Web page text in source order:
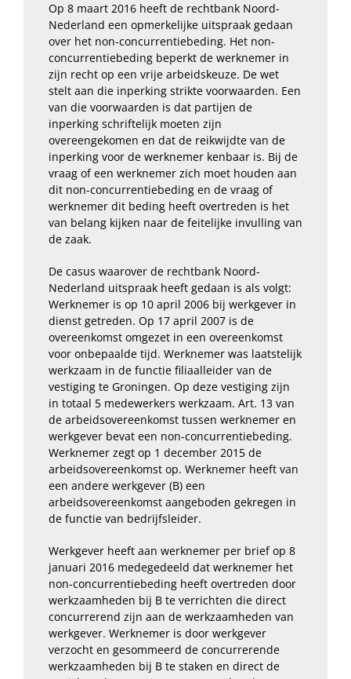
Op 8 maart 2016 heeft de rechtbank Noord-
Nederland een opmerkelijke uitspraak gedaan
over het non-concurrentiebeding. Het non-
concurrentiebeding beperkt de werknemer in
zijn recht op een vrije arbeidskeuze. De wet
stelt aan die inperking strikte voorwaarden. Een
van die voorwaarden is dat partijen de
inperking schriftelijk moeten zijn
overeengekomen en dat de reikwijdte van de
inperking voor de werknemer kenbaar is. Bij de
vraag of een werknemer zich moet houden aan
dit non-concurrentiebeding en de vraag of
werknemer dit beding heeft overtreden is het
van belang kijken naar de feitelijke invulling van
de zaak.
De casus waarover de rechtbank Noord-
Nederland uitspraak heeft gedaan is als volgt:
Werknemer is op 10 april 2006 bij werkgever in
dienst getreden. Op 17 april 2007 is de
overeenkomst omgezet in een overeenkomst
voor onbepaalde tijd. Werknemer was laatstelijk
werkzaam in de functie filiaalleider van de
vestiging te Groningen. Op deze vestiging zijn
in totaal 5 medewerkers werkzaam. Art. 13 van
de arbeidsovereenkomst tussen werknemer en
werkgever bevat een non-concurrentiebeding.
Werknemer zegt op 1 december 2015 de
arbeidsovereenkomst op. Werknemer heeft van
een andere werkgever (B) een
arbeidsovereenkomst aangeboden gekregen in
de functie van bedrijfsleider.
Werkgever heeft aan werknemer per brief op 8
januari 2016 medegedeeld dat werknemer het
non-concurrentiebeding heeft overtreden door
werkzaamheden bij B te verrichten die direct
concurrerend zijn aan de werkzaamheden van
werkgever. Werknemer is door werkgever
verzocht en gesommeerd de concurrerende
werkzaamheden bij B te staken en direct de